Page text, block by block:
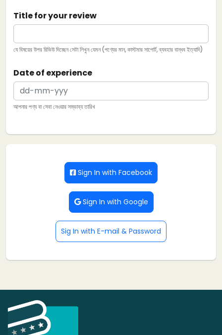
Title for your review
যে বিষয়ের উপর রিভিউ দিচ্ছেন সেটা লিখুন যেমন (পণ্যের মান, কাস্টমার সাপোর্ট, ব্যবহার বান্ধব ইত্যাদি)
Date of experience
আপনার পণ্য বা সেবা নেওয়ার সম্ভাব্য তারিখ
Sign In with Facebook
Sign In with Google
Sig In with E-mail & Password